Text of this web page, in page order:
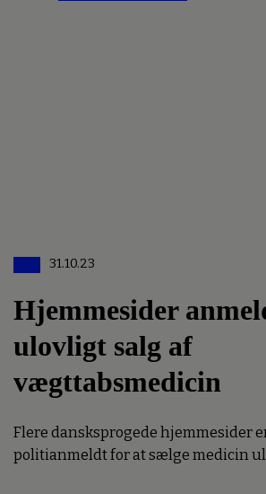
31.10.23
Hjemmesider
ulovligt salg af
vægttabsmedicin
Flere dansksprogede hjemmesider
politianmeldt for at sælge medicin